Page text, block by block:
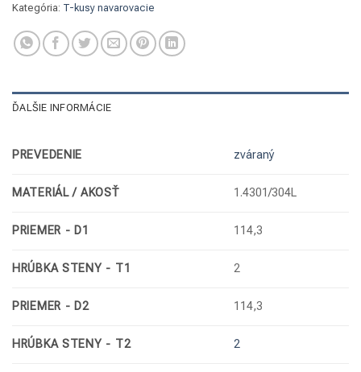
Kategória: T-kusy navarovacie
ĎALŠIE INFORMÁCIE
PREVEDENIE zváraný
MATERIÁL / AKOSŤ 1.4301/304L
PRIEMER - D1 114,3
HRÚBKA STENY - T1 2
PRIEMER - D2 114,3
HRÚBKA STENY - T2 2